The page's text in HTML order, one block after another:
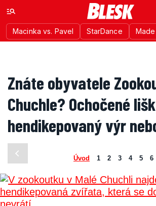
Macinka vs. Pavel StarDance
Znáte obyvatele
Chuchle? Ochočené
hendikepovaný výr
Úvod 1 2 3 4 5 6